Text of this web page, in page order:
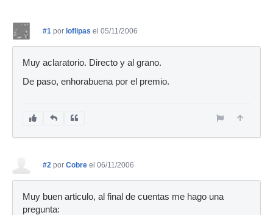
#1 por loflipas el 05/11/2006
Muy aclaratorio. Directo y al grano.
De paso, enhorabuena por el premio.
#2 por Cobre el 06/11/2006
Muy buen articulo, al final de cuentas me hago una
pregunta: